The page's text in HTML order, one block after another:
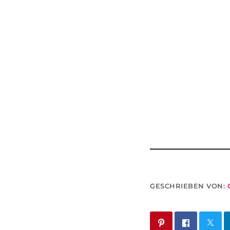
GESCHRIEBEN VON: